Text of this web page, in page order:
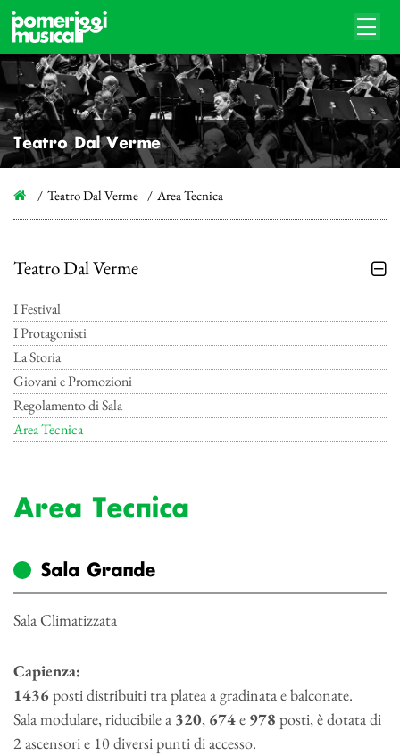
Teatro Dal Verme
Teatro Dal Verme Area Tecnica
Teatro Dal Verme
I Festival
I Protagonisti
La Storia
Giovani e Promozioni
Regolamento di Sala
Area Tecnica
Area Tecnica
Sala Grande
Sala Climatizzata
Capienza:
1436posti distribuiti tra platea a gradinata e balconate.
Sala modulare, riducibile a 320, 674e 978 posti, è dotata di
2 ascensori e 10 diversi punti di accesso.